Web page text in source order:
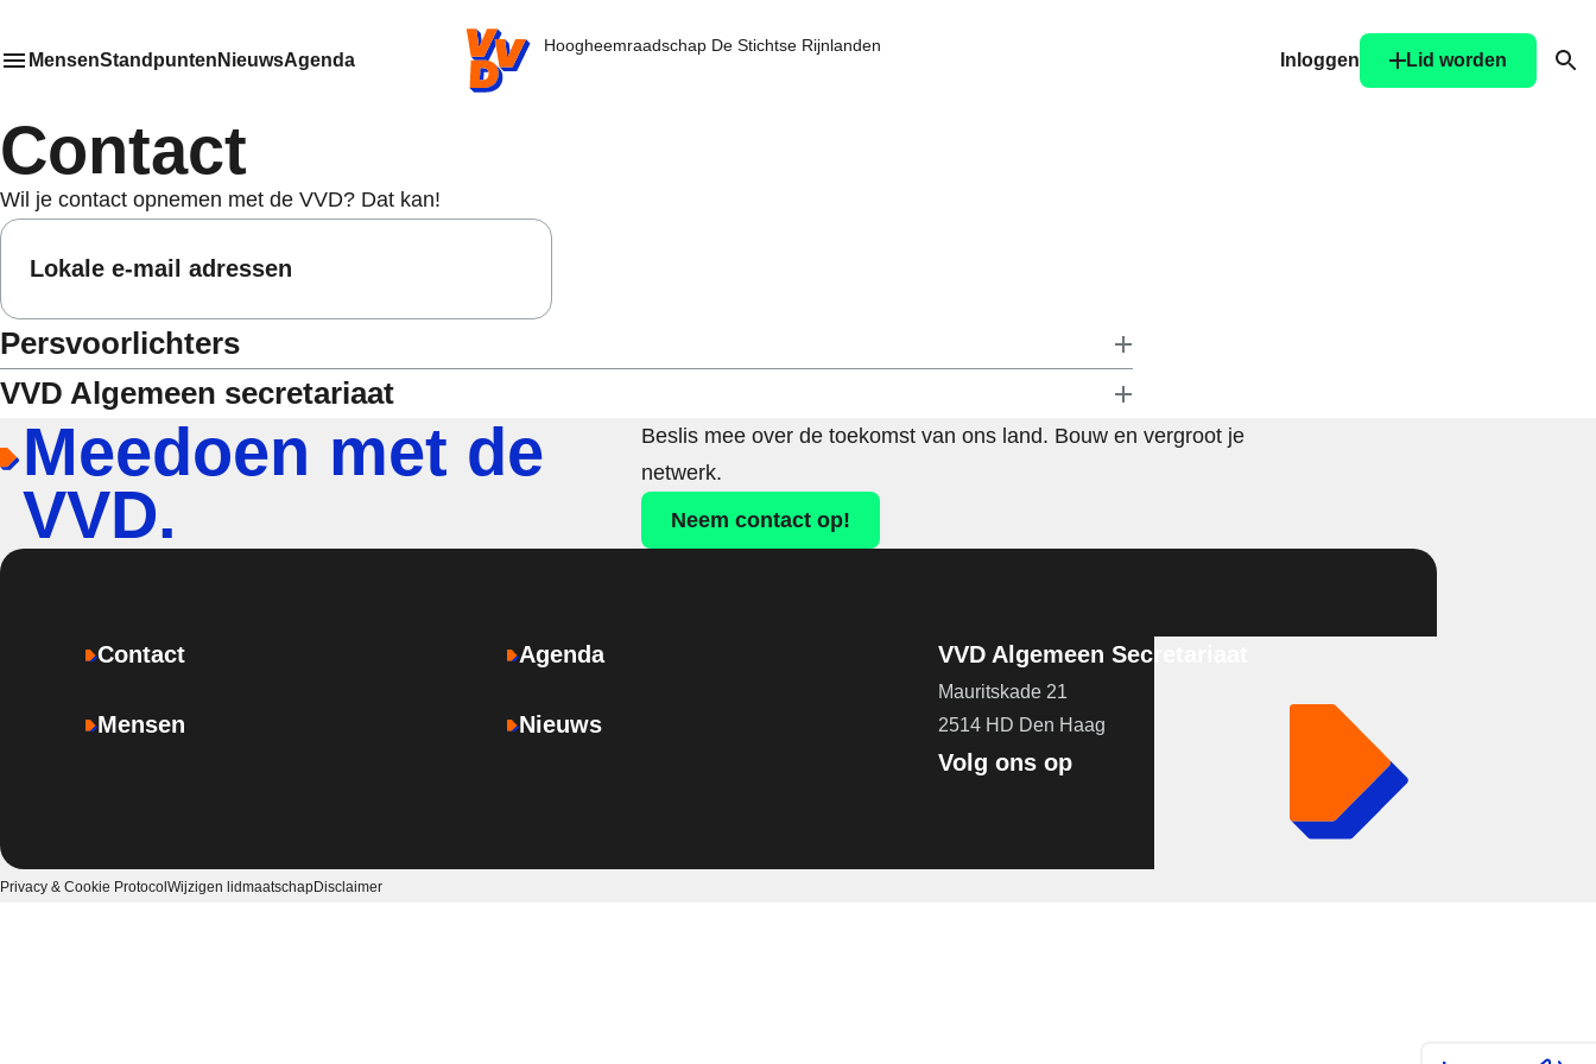
VVD.nl - Ga naar de homepage
Hoogheemraadschap De Stichtse Rijnlanden
Toonhet submenu van
Meer menu items
MensenStandpunten NieuwsAgenda Inloggen
Lid worden
Contact
Wil je contact opnemen met de VVD? Dat kan!
Lokale e-mail adressen
Persvoorlichters
VVD Algemeen secretariaat
Meedoen met de
VVD.
Beslis mee over de toekomst van ons land. Bouw en vergroot je
netwerk.
Neem contact op!
Contact
Mensen
Agenda
Nieuws
VVD Algemeen Secretariaat
Mauritskade 21
2514 HD Den Haag
Volg ons op
Privacy & Cookie Protocol Wijzigen lidmaatschapDisclaimer